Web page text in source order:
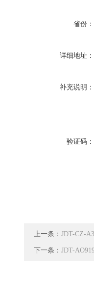
省份：
详细地址：
补充说明：
验证码：
上一条： JDT-CZ-
下一条： JDT-